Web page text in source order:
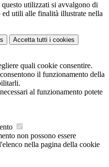
utilizzati si avvalgono di
ed utili alle finalità illustrate nella
Accetta tutti i cookies
quali cookie consentire.
il funzionamento della
al funzionamento potete
non possono essere
nella pagina della cookie